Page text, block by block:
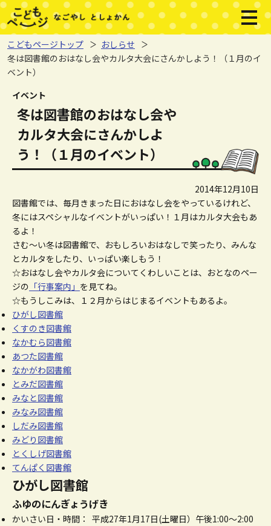
ページの先頭です。
本文へジャンプする。
メニ
こどもページトップ
おしらせ
冬は図書館のおはなし会やカルタ大会にさんかしよう！（１月のイ
ベント）
ここから本文です。
イベント
冬は図書館のおはなし会や
カルタ大会にさんかしよ
う！（１月のイベント）
2014年12月10日
図書館では、毎月きまった日におはなし会をやっているけれど、
冬にはスペシャルなイベントがいっぱい！１月はカルタ大会もあ
るよ！
さむ～い冬は図書館で、おもしろいおはなしで笑ったり、みんな
とカルタをしたり、いっぱい楽しもう！
☆おはなし会やカルタ会についてくわしいことは、おとなのペー
ジの 「行事案内」 を見てね。
☆もうしこみは、１２月からはじまるイベントもあるよ。
ひがし図書館
くすのき図書館
なかむら図書館
あつた図書館
なかがわ図書館
とみだ図書館
みなと図書館
みなみ図書館
しだみ図書館
みどり図書館
とくしげ図書館
てんぱく図書館
ひがし図書館
ふゆのにんぎょうげき
かいさい日・時間： 平成27年1月17日(土曜日）午後1:00～2:00